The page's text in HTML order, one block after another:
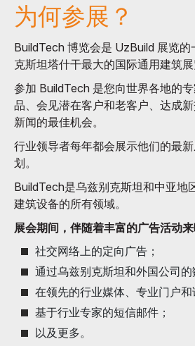
为何参展？
BuildTech 博览会是 UzBuild 展览
克斯坦塔什干最大的国际通用建筑展
参加 BuildTech 是您向世界各地的
品、会见潜在客户和老客户、达成
新闻的最佳机会。
行业领导者每年都会展示他们的最
划。
BuildTech是乌兹别克斯坦和中亚地
建筑设备的所有领域。
展会期间，伴随着丰富的广告活动
社交网络上的定向广告；
通过乌兹别克斯坦和外国公司的
在领先的行业媒体、专业门户和
基于行业专家的短信邮件；
以及更多。